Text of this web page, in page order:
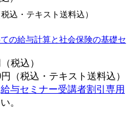
込・テキスト送料込）
ての給与計算と社会保険の基礎セ
税込）
（税込・テキスト送料込）
給与セミナー受講者割引専用
。